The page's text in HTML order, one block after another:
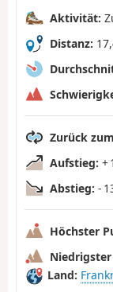
Aktivität:
Distanz:
Zurück
Aufstieg: +
Abstieg: -
Höchster
Land: